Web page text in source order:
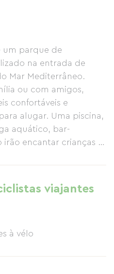
um parque de
na entrada de
Mar Mediterrâneo.
ou com amigos,
confortáveis ​​e
alugar. Uma piscina,
aquático, bar-
irão encantar crianças e
do parque de
a sua visita em breve.
viajantes
à vélo